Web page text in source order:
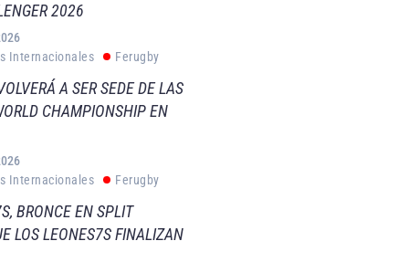
2026
Internacionales
Ferugby
A SER SEDE DE LAS
CHAMPIONSHIP EN
Internacionales
Ferugby
BRONCE EN SPLIT
LOS LEONES7S FINALIZAN